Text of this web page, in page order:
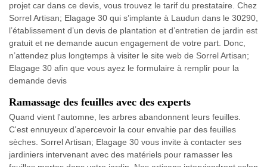
projet car dans ce devis, vous trouvez le tarif du prestataire. Chez
Sorrel Artisan; Elagage 30 qui s’implante à Laudun dans le 30290,
l’établissement d’un devis de plantation et d’entretien de jardin est
gratuit et ne demande aucun engagement de votre part. Donc,
n’attendez plus longtemps à visiter le site web de Sorrel Artisan;
Elagage 30 afin que vous ayez le formulaire à remplir pour la
demande devis
Ramassage des feuilles avec des experts
Quand vient l'automne, les arbres abandonnent leurs feuilles.
C'est ennuyeux d’apercevoir la cour envahie par des feuilles
sèches. Sorrel Artisan; Elagage 30 vous invite à contacter ses
jardiniers intervenant avec des matériels pour ramasser les